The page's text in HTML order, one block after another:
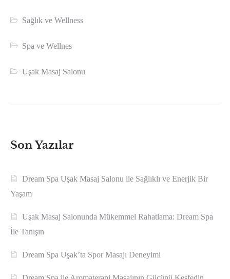
Sağlık ve Wellness
Spa ve Wellnes
Uşak Masaj Salonu
Son Yazılar
Dream Spa Uşak Masaj Salonu ile Sağlıklı ve Enerjik Bir
Yaşam
Uşak Masaj Salonunda Mükemmel Rahatlama: Dream Spa
İle Tanışın
Dream Spa Uşak’ta Spor Masajı Deneyimi